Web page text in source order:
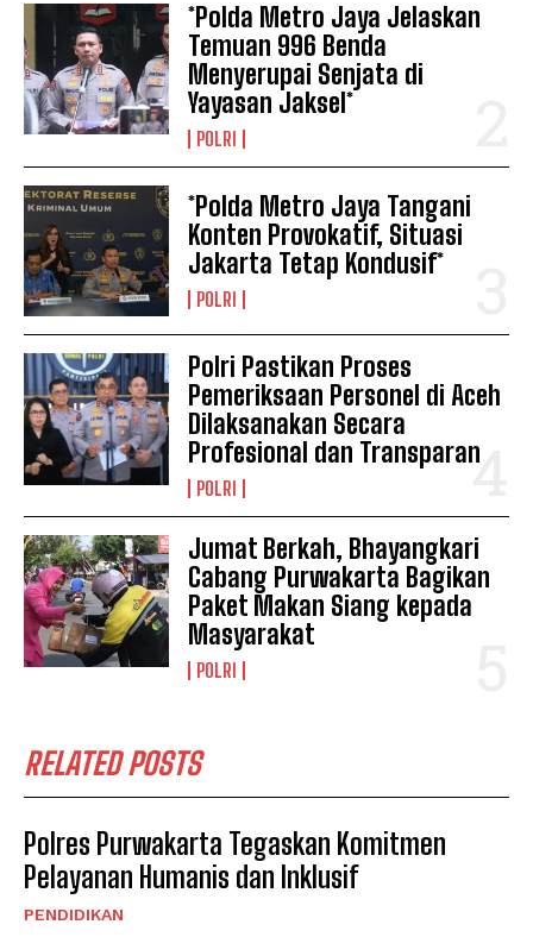
*Polda Metro Jaya Jelaskan
Temuan 996 Benda
Menyerupai Senjata di
Yayasan Jaksel*
POLRI
*Polda Metro Jaya Tangani
Konten Provokatif, Situasi
Jakarta Tetap Kondusif*
POLRI
Polri Pastikan Proses
Pemeriksaan Personel di Aceh
Dilaksanakan Secara
Profesional dan Transparan
POLRI
Jumat Berkah, Bhayangkari
Cabang Purwakarta Bagikan
Paket Makan Siang kepada
Masyarakat
POLRI
RELATED POSTS
Polres Purwakarta Tegaskan Komitmen
Pelayanan Humanis dan Inklusif
PENDIDIKAN